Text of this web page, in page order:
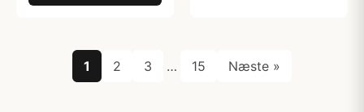
1 2 3 … 15 Næste »